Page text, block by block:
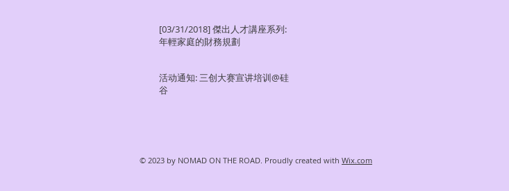
[03/31/2018] 傑出人才講座系列:
年輕家庭的財務規劃
活动通知: 三创大赛宣讲培训@硅
谷
© 2023 by NOMAD ON THE ROAD. Proudly created with Wix.com